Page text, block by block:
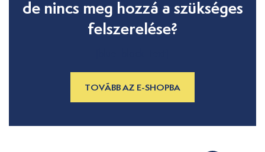
de nincs meg hozzá a szükséges
felszerelése?
TOVÁBB AZ E-SHOPBA